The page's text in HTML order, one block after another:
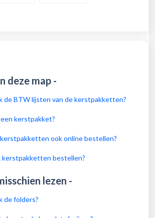
deze map -
de BTW lijsten van de kerstpakketten?
kerstpakket?
kerstpakketten ook online bestellen?
kerstpakketten bestellen?
lezen -
de folders?